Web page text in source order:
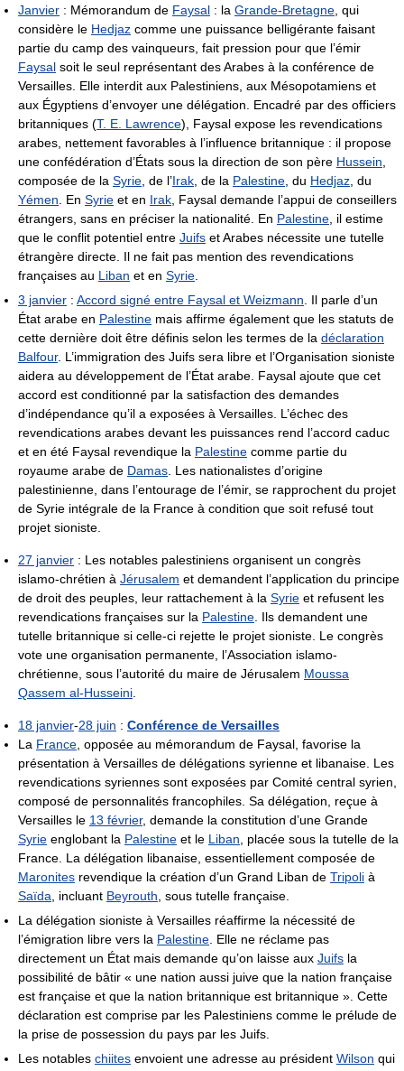
Janvier : Mémorandum de Faysal : la Grande-Bretagne , qui
considère le Hedjaz comme une puissance belligérante faisant
partie du camp des vainqueurs, fait pression pour que l’émir
Faysal soit le seul représentant des Arabes à la conférence de
Versailles. Elle interdit aux Palestiniens, aux Mésopotamiens et
aux Égyptiens d’envoyer une délégation. Encadré par des officiers
britanniques (T. E. Lawrence), Faysal expose les revendications
arabes, nettement favorables à l’influence britannique : il propose
une confédération d’États sous la direction de son père Hussein
composée de la Syrie , de l’Irak , de la Palestine , du Hedjaz , du
Yémen . En Syrie et en Irak , Faysal demande l’appui de conseillers
étrangers, sans en préciser la nationalité. En Palestine , il estime
que le conflit potentiel entre Juifs et Arabes nécessite une tutelle
étrangère directe. Il ne fait pas mention des revendications
françaises au Liban et en Syrie
3 janvier : Accord signé entre Faysal et Weizmann . Il parle d’un
État arabe en Palestine mais affirme également que les statuts de
cette dernière doit être définis selon les termes de la déclaration
Balfour. L’immigration des Juifs sera libre et l’Organisation sioniste
aidera au développement de l’État arabe. Faysal ajoute que cet
accord est conditionné par la satisfaction des demandes
d’indépendance qu’il a exposées à Versailles. L’échec des
revendications arabes devant les puissances rend l’accord caduc
et en été Faysal revendique la Palestine comme partie du
royaume arabe de Damas . Les nationalistes d’origine
palestinienne, dans l’entourage de l’émir, se rapprochent du projet
de Syrie intégrale de la France à condition que soit refusé tout
projet sioniste.
27 janvier : Les notables palestiniens organisent un congrès
islamo-chrétien à Jérusalem et demandent l’application du principe
de droit des peuples, leur rattachement à la Syrie et refusent les
revendications françaises sur la Palestine . Ils demandent une
tutelle britannique si celle-ci rejette le projet sioniste. Le congrès
vote une organisation permanente, l’Association islamo-
chrétienne, sous l’autorité du maire de Jérusalem Moussa
Qassem al-Husseini
18 janvier-28 juin : Conférence de Versailles
La France , opposée au mémorandum de Faysal, favorise la
présentation à Versailles de délégations syrienne et libanaise. Les
revendications syriennes sont exposées par Comité central syrien,
composé de personnalités francophiles. Sa délégation, reçue à
Versailles le 13 février, demande la constitution d’une Grande
Syrie englobant la Palestine et le Liban , placée sous la tutelle de la
France. La délégation libanaise, essentiellement composée de
Maronites revendique la création d’un Grand Liban de Tripoli à
Saïda , incluant Beyrouth , sous tutelle française.
La délégation sioniste à Versailles réaffirme la nécessité de
l’émigration libre vers la Palestine . Elle ne réclame pas
directement un État mais demande qu’on laisse aux Juifs la
possibilité de bâtir « une nation aussi juive que la nation française
est française et que la nation britannique est britannique ». Cette
déclaration est comprise par les Palestiniens comme le prélude de
la prise de possession du pays par les Juifs.
Les notables chiites envoient une adresse au président Wilson qui